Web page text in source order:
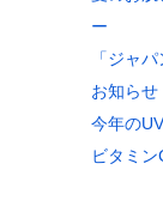
ー
「ジャ
お知らせ
今年の
ビタミ